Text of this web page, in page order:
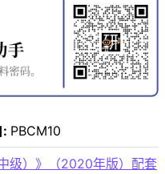
: PBCM10
级）》（2020年版）配套